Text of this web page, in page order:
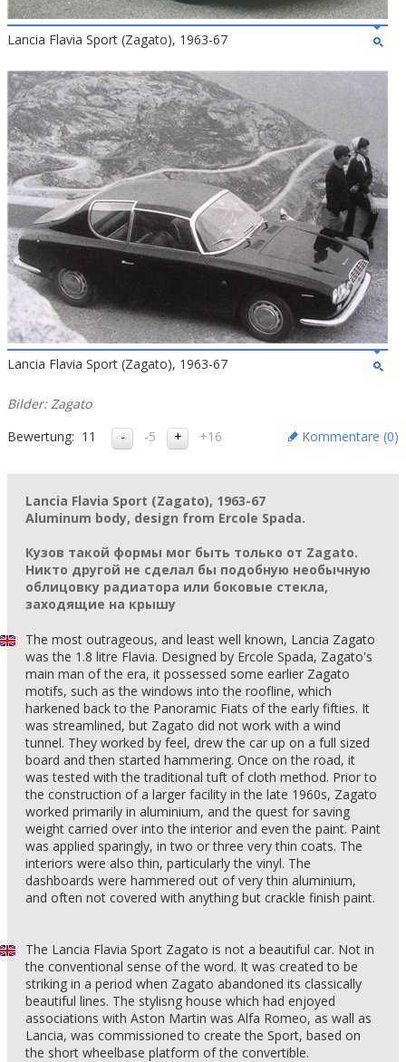
Lancia Flavia Sport (Zagato), 1963-67
Lancia Flavia Sport (Zagato), 1963-67
Bilder: Zagato
Bewertung: 11 -5 +16 Kommentare (0)
Lancia Flavia Sport (Zagato), 1963-67
Aluminum body, design from Ercole Spada.
Кузов такой формы мог быть только от Zagato.
Никто другой не сделал бы подобную необычную
облицовку радиатора или боковые стекла,
заходящие на крышу
The most outrageous, and least well known, Lancia Zagato
was the 1.8 litre Flavia. Designed by Ercole Spada, Zagato's
main man of the era, it possessed some earlier Zagato
motifs, such as the windows into the roofline, which
harkened back to the Panoramic Fiats of the early fifties. It
was streamlined, but Zagato did not work with a wind
tunnel. They worked by feel, drew the car up on a full sized
board and then started hammering. Once on the road, it
was tested with the traditional tuft of cloth method. Prior to
the construction of a larger facility in the late 1960s, Zagato
worked primarily in aluminium, and the quest for saving
weight carried over into the interior and even the paint. Paint
was applied sparingly, in two or three very thin coats. The
interiors were also thin, particularly the vinyl. The
dashboards were hammered out of very thin aluminium,
and often not covered with anything but crackle finish paint.
The Lancia Flavia Sport Zagato is not a beautiful car. Not in
the conventional sense of the word. It was created to be
striking in a period when Zagato abandoned its classically
beautiful lines. The stylisng house which had enjoyed
associations with Aston Martin was Alfa Romeo, as wall as
Lancia, was commissioned to create the Sport, based on
the short wheelbase platform of the convertible.